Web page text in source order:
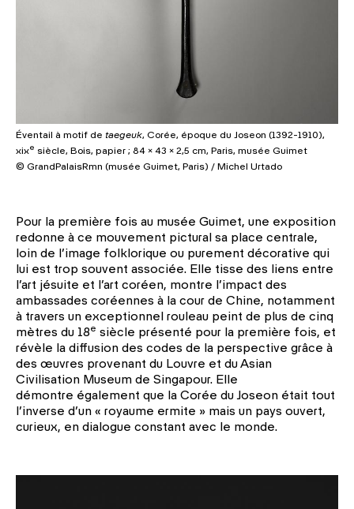
Éventail à motif de taegeuk, Corée, époque du Joseon (1392-1910),
xixe
siècle, Bois, papier ; 84 × 43 × 2,5 cm, Paris, musée Guimet
© GrandPalaisRmn (musée Guimet, Paris) / Michel Urtado
Pour la première fois au musée Guimet, une exposition
redonne à ce mouvement pictural sa place centrale,
loin de l’image folklorique ou purement décorative qui
lui est trop souvent associée. Elle tisse des liens entre
l’art jésuite et l’art coréen, montre l’impact des
ambassades coréennes à la cour de Chine, notamment
à travers un exceptionnel rouleau peint de plus de cinq
mètres du 18 e siècle présenté pour la première fois, et
révèle la diffusion des codes de la perspective grâce à
des œuvres provenant du Louvre et du Asian
Civilisation Museum de Singapour. Elle
démontre également que la Corée du Joseon était tout
l’inverse d’un « royaume ermite » mais un pays ouvert,
curieux, en dialogue constant avec le monde.